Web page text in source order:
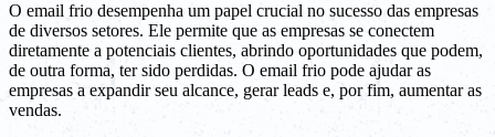
O email frio desempenha um papel crucial no sucesso das empresas
de diversos setores. Ele permite que as empresas se conectem
diretamente a potenciais clientes, abrindo oportunidades que podem,
de outra forma, ter sido perdidas. O email frio pode ajudar as
empresas a expandir seu alcance, gerar leads e, por fim, aumentar as
vendas.